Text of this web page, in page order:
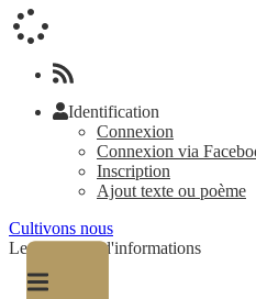
Identification
Connexion
Connexion via
Inscription
Ajout texte ou poème
Cultivons nous
Le magazine d'informations